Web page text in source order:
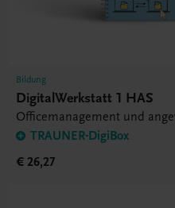
Bildung
DigitalWerkstatt 1 HAS
Officemanagement und
TRAUNER-DigiBox
€ 26,27